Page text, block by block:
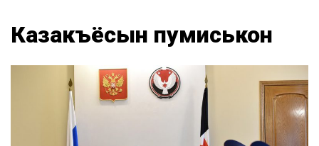
Казакъёсын пумиськон